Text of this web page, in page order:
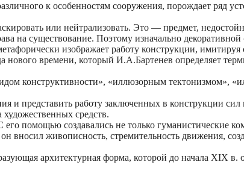
к особенностям сооружения, порождает ряд
или нейтрализовать. Это — предмет,
на существование. Поэтому изначально декоративной
изображает работу конструкции,
нового времени, который И.А.Бартенев определяет
конструктивности», «иллюзорным тектонизмом»,
и представить работу заключенных в конструкции сил
средств.
помощью создавались не только гуманистические
вносил живописность, стремительность движения,
архитектурная форма, которой до начала XIX в.